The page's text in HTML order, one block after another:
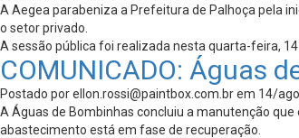
A Aegea parabeniza a Prefeitura de Palhoça pela
o setor privado.
A sessão pública foi realizada nesta quarta-feira, 14
COMUNICADO: Águas
Postado porellon.rossi@paintbox.com.brem 14/
A Águas de Bombinhas concluiu a manutenção
abastecimento está em fase de recuperação.